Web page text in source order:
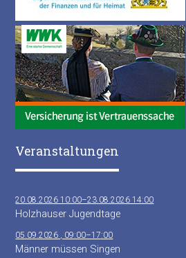
Veranstaltungen
20.08.2026 10:00–23.08.2026 14:00
Holzhauser Jugendtage
05.09.2026 , 09:00–17:00
Männer müssen Singen